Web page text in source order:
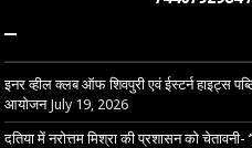
–
इनर व्हील क्लब ऑफ शिवपुरी एवं ईस्टर्न हाइट्स
आयोजन July 19, 2026
दतिया में नरोत्तम मिश्रा की प्रशासन को चेतावनी-